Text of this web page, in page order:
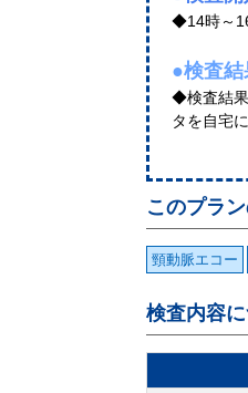
◆14時～
●検査
◆検査結果
タを自宅
このプラ
頸動脈エコー
検査内容